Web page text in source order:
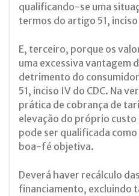
qualificando-se uma
termos do artigo 51, inciso
E, terceiro, porque os
uma excessiva vantagem
detrimento do
51, inciso IV do CDC. Na
prática de cobrança de
elevação do próprio
pode ser qualificada
boa-fé objetiva.
Deverá haver recálculo
financiamento, excluindo